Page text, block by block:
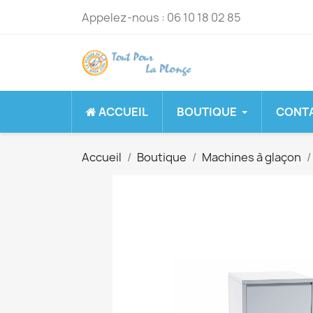
Appelez-nous : 06 10 18 02 85
ACCUEIL BOUTIQUE
Accueil Boutique Machines à glaçon